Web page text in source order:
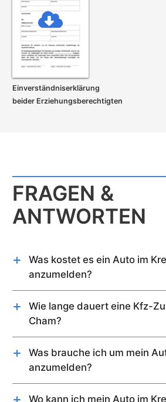
Einverständnis­erklärung
beider Erziehungs­berechtigten
FRAGEN &
ANTWORTEN
Was kostet es ein Auto im
anzumelden?
Kurzfassung:
Die Kosten für die Anmeldung
Cham können bis zu 95,60 €
Wunschkennzeichen: 12,80 €*
2 x Autoschilder: 39,90 €
Wie lange dauert eine Kfz-
Cham?
Dies hängt von freien Terminen der
ab. In der Regel sind Termine
bis zu mehreren Wochen verfügbar.
Hier kann ein Termin reserviert
Was brauche ich um mein
anzumelden?
Für die Zulassung eines
Kreis Cham wird Folgendes
Wo kann ich mein Auto im